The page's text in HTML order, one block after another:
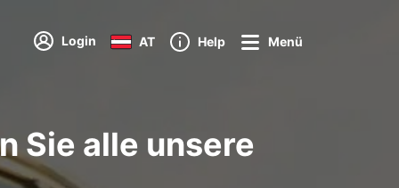
Login AT Help Menü
Sie alle unsere